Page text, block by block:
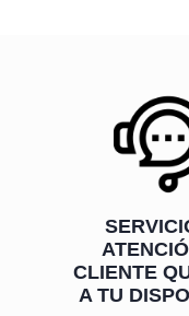
CLIENTE
A TU